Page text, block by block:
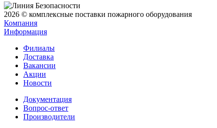
2026 © комплексные поставки пожарного оборудования
Компания
Информация
Филиалы
Доставка
Вакансии
Акции
Новости
Документация
Вопрос-ответ
Производители